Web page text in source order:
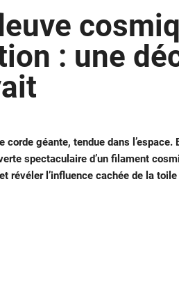
: une
corde géante, tendue dans
spectaculaire d’un filament
révéler l’influence cachée de la